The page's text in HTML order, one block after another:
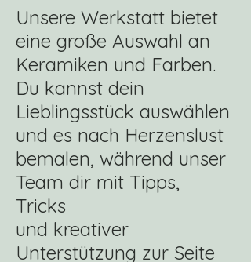
Unsere Werkstatt bietet
eine große Auswahl an
Keramiken und Farben.
Du kannst dein
Lieblingsstück auswählen
und es nach Herzenslust
bemalen, während unser
Team dir mit Tipps,
Tricks
und kreativer
Unterstützung zur Seite